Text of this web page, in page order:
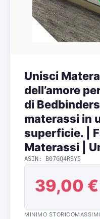
Unisci
dell’amore
di
materassi in
superficie. |
Materassi |
ASIN: B07GQ4RSY5
39,00 €
MINIMO STORICO